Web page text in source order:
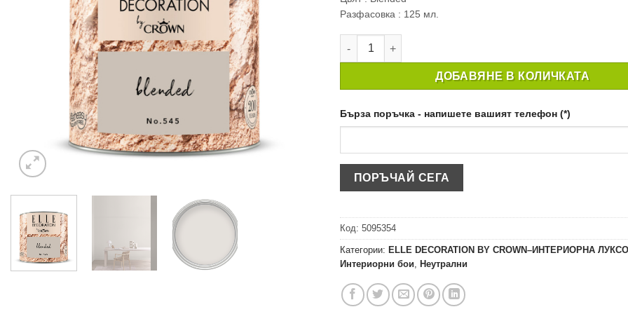
Разфасовка : 125 мл.
количество за ТЕСТЕР ИНТЕРИОРНА БОЯ CROWN ELLE
ДОБАВЯНЕ В КОЛИЧКАТА
Бърза поръчка - напишете вашият телефон (*)
Код:5095354
Категории:ELLE DECORATION BY CROWN–ИНТЕРИОРНА
Интериорни бои ,Неутрални